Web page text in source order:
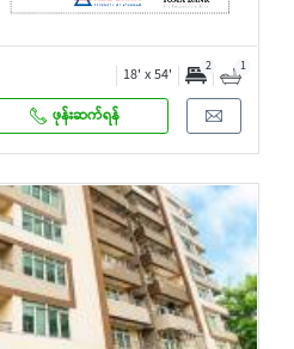
18' x 54' 2 1
ဖုန်းဆက်ရန်